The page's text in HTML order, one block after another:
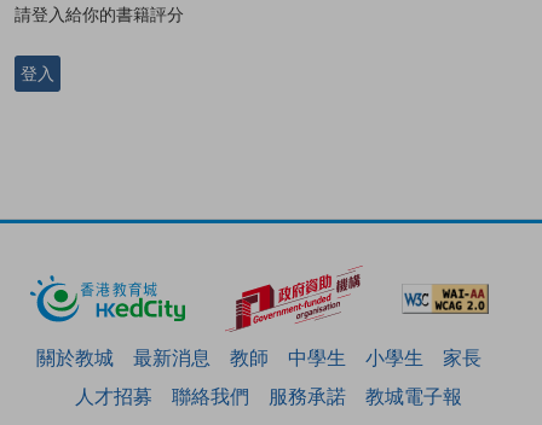
請登入給你的書籍評分
登入
關於教城 最新消息 教師 中學生 小學生
家長
人才招募
聯絡我們 服務承諾 教城電子報